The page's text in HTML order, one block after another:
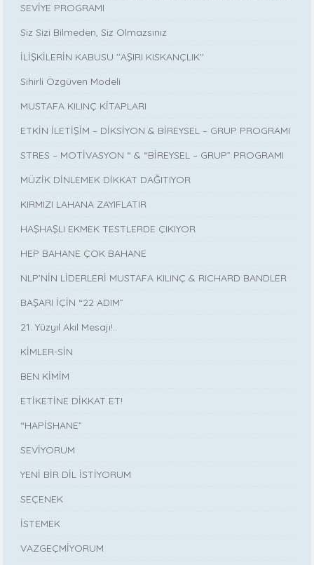
SEVİYE PROGRAMI
Siz Sizi Bilmeden, Siz Olmazsınız
İLİŞKİLERİN KABUSU ''AŞIRI KISKANÇLIK''
Sihirli Özgüven Modeli
MUSTAFA KILINÇ KİTAPLARI
ETKİN İLETİŞİM – DİKSİYON & BİREYSEL – GRUP PROGRAMI
STRES – MOTİVASYON “ & “BİREYSEL – GRUP” PROGRAMI
MÜZİK DİNLEMEK DİKKAT DAĞITIYOR
KIRMIZI LAHANA ZAYIFLATIR
HAŞHAŞLI EKMEK TESTLERDE ÇIKIYOR
HEP BAHANE ÇOK BAHANE
NLP’NİN LİDERLERİ MUSTAFA KILINÇ & RICHARD BANDLER
BAŞARI İÇİN “22 ADIM”
21. Yüzyıl Akıl Mesajı!..
KİMLER-SİN
BEN KİMİM
ETİKETİNE DİKKAT ET!
“HAPİSHANE”
SEVİYORUM
YENİ BİR DİL İSTİYORUM
SEÇENEK
İSTEMEK
VAZGEÇMİYORUM